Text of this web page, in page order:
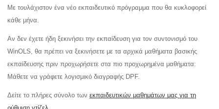
Με τουλάχιστον ένα νέο εκπαιδευτικό πρόγραμμα που θα κυκλοφορεί
κάθε μήνα.
Αν δεν έχετε ήδη ξεκινήσει την εκπαίδευση για τον συντονισμό του
WinOLS, θα πρέπει να ξεκινήσετε με τα αρχικά μαθήματα βασικής
εκπαίδευσης πριν προχωρήσετε στα πιο προχωρημένα μαθήματα:
Μάθετε να γράφετε λογισμικό διαγραφής DPF.
Δείτε το πλήρες σύνολο των εκπαιδευτικών μαθημάτων μας για τη